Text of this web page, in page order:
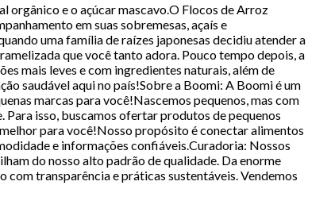
orgânico e o açúcar mascavo.O Flocos de Arroz
em suas sobremesas, açaís e
uma família de raízes japonesas decidiu atender a
que você tanto adora. Pouco tempo depois, a
mais leves e com ingredientes naturais, além de
saudável aqui no país!Sobre a Boomi: A Boomi é um
marcas para você!Nascemos pequenos, mas com
isso, buscamos ofertar produtos de pequenos
para você!Nosso propósito é conectar alimentos
e informações confiáveis.Curadoria: Nossos
do nosso alto padrão de qualidade. Da enorme
com transparência e práticas sustentáveis. Vendemos